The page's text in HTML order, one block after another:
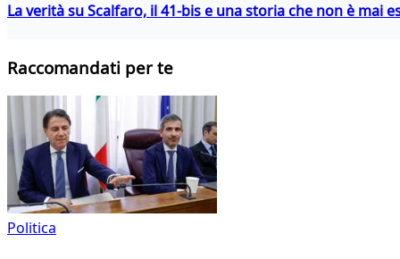
La verità su Scalfaro, il 41-bis e una storia che non è mai
Raccomandati per te
Politica